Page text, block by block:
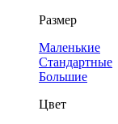
Размер
Маленькие
Стандартные
Большие
Цвет